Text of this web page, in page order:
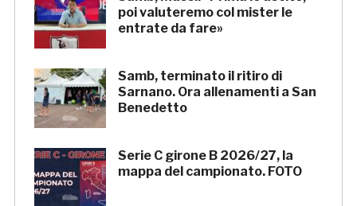
poi valuteremo col mister le
entrate da fare»
Samb, terminato il ritiro di
Sarnano. Ora allenamenti a San
Benedetto
Serie C girone B 2026/27, la
mappa del campionato. FOTO